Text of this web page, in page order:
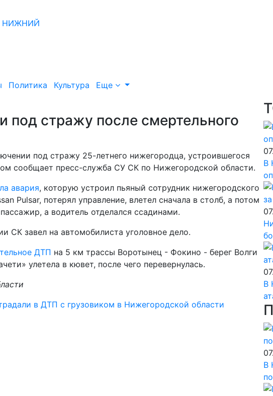
Политика Культура Еще
стражу после смертельного
под стражу 25-летнего нижегородца, устроившегося
сообщает пресс-служба СУ СК по Нижегородской области.
авария, которую устроил пьяный сотрудник нижегородского
Pulsar, потерял управление, влетел сначала в столб, а потом
а водитель отделался ссадинами.
СК завел на автомобилиста уголовное дело.
ДТП на 5 км трассы Воротынец - Фокино - берег Волги
улетела в кювет, после чего перевернулась.
в ДТП с грузовиком в Нижегородской области
В
В
В